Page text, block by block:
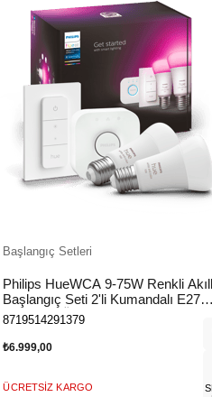
Başlangıç Setleri
Philips HueWCA 9-75W Renkli
Başlangıç Seti 2'li Kumandalı E27
Bluetooth Özellikli
8719514291379
₺6.999,00
ÜCRETSIZ KARGO